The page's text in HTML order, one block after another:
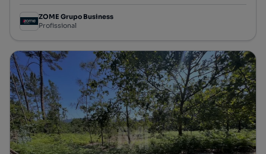
ZOME Grupo Business
Profissional